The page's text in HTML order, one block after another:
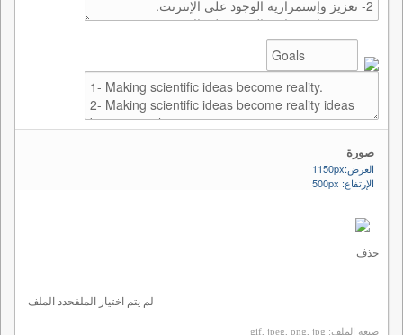
صورة
العرض:1150px
الإرتفاع: 500px
حذف
لم يتم اختيار الملفحدد الملف
صيغة الملف: gif, jpeg, png, jpg